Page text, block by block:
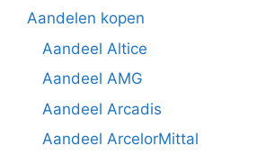
Aandelen kopen
Aandeel Altice
Aandeel AMG
Aandeel Arcadis
Aandeel ArcelorMittal